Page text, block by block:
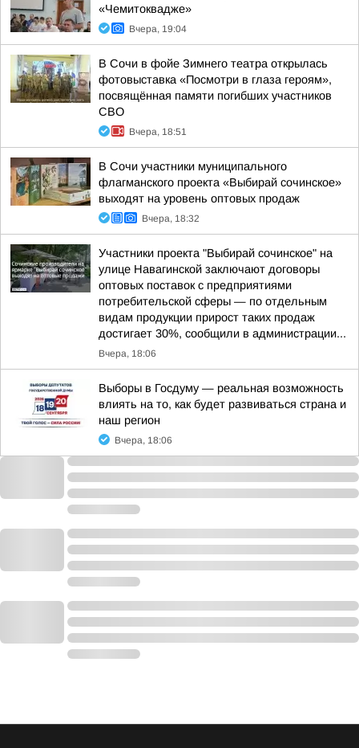
«Чемитоквадже»
Вчера, 19:04
В Сочи в фойе Зимнего театра открылась
фотовыставка «Посмотри в глаза героям»,
посвящённая памяти погибших участников
СВО
Вчера, 18:51
В Сочи участники муниципального
флагманского проекта «Выбирай сочинское»
выходят на уровень оптовых продаж
Вчера, 18:32
Участники проекта "Выбирай сочинское" на
улице Навагинской заключают договоры
оптовых поставок с предприятиями
потребительской сферы — по отдельным
видам продукции прирост таких продаж
достигает 30%, сообщили в администрации...
Вчера, 18:06
Выборы в Госдуму — реальная возможность
влиять на то, как будет развиваться страна и
наш регион
Вчера, 18:06